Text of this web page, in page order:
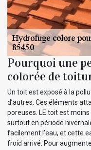
Pourquoi une
colorée de
Un toit est exposé à la
d’autres. Ces éléments
poreuses. LE toit est
surtout en période
facilement l’eau, et cette
froid arrivé. Pour